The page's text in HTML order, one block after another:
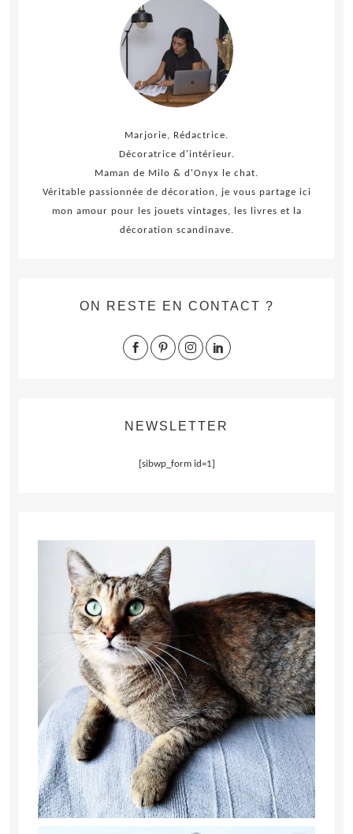
Marjorie, Rédactrice.
Décoratrice d'intérieur.
Maman de Milo & d'Onyx le chat.
Véritable passionnée de décoration, je vous partage ici
mon amour pour les jouets vintages, les livres et la
décoration scandinave.
ON RESTE EN CONTACT ?
NEWSLETTER
[sibwp_form id=1]